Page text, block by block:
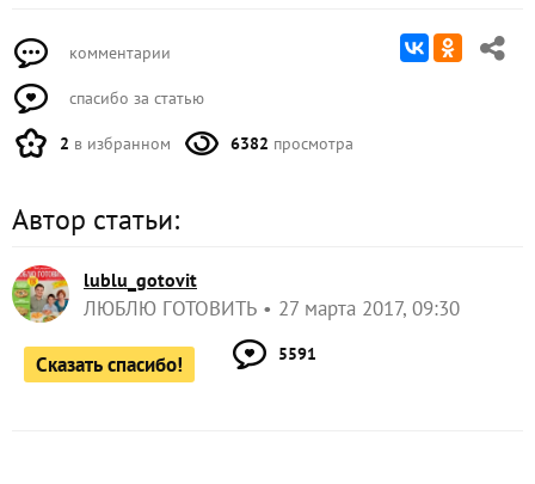
комментарии
спасибо за статью
2 в избранном 6382 просмотра
Автор статьи:
lublu_gotovit
ЛЮБЛЮ ГОТОВИТЬ 27 марта 2017, 09:30
Сказать спасибо! 5591